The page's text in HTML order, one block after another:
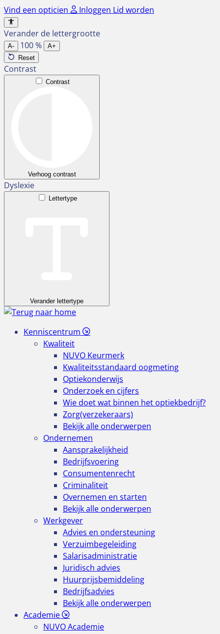
Ga
naar
de
inhoud
Vind een opticien Inloggen Lid worden
Verander de lettergrootte
A- 100%
A+
Reset
Contrast
Contrast
Verhoog contrast
Dyslexie
Lettertype
Verander lettertype
Kenniscentrum
Kwaliteit
NUVO Keurmerk
Kwaliteitsstandaard oogmeting
Optiekonderwijs
Onderzoek en cijfers
Wie doet wat binnen het optiekbedrijf?
Zorg(verzekeraars)
Bekijk alle onderwerpen
Ondernemen
Aansprakelijkheid
Bedrijfsvoering
Consumentenrecht
Criminaliteit
Overnemen en starten
Bekijk alle onderwerpen
Werkgever
Advies en ondersteuning
Verzuimbegeleiding
Salarisadministratie
Juridisch advies
Huurprijsbemiddeling
Bedrijfsadvies
Bekijk alle onderwerpen
Academie
NUVO Academie